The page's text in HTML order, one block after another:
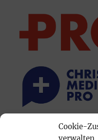
Cookie-
PRINTAUSGABE